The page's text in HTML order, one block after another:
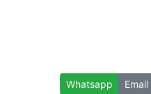
Whatsapp Email